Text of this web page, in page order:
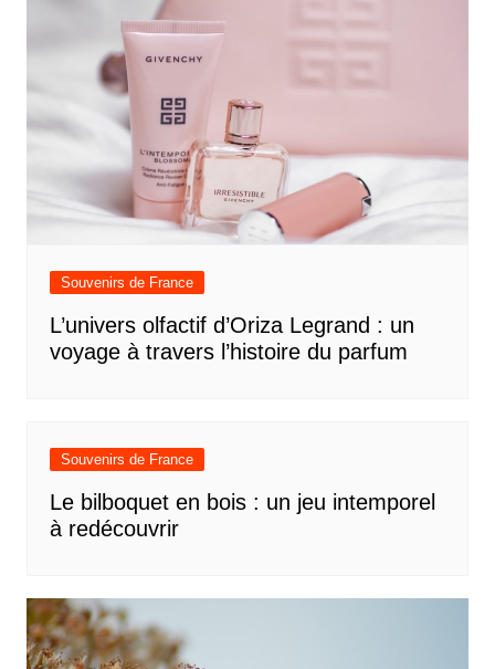
Souvenirs de France
L’univers olfactif d’Oriza Legrand : un
voyage à travers l’histoire du parfum
Souvenirs de France
Le bilboquet en bois : un jeu intemporel
à redécouvrir